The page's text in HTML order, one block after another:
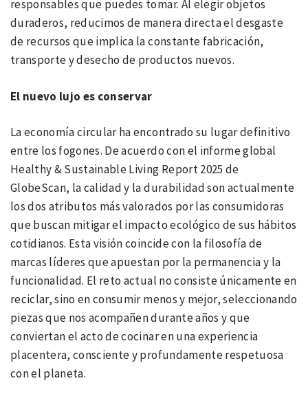
responsables que puedes tomar. Al elegir objetos
duraderos, reducimos de manera directa el desgaste
de recursos que implica la constante fabricación,
transporte y desecho de productos nuevos.
El nuevo lujo es conservar
La economía circular ha encontrado su lugar definitivo
entre los fogones. De acuerdo con el informe global
Healthy & Sustainable Living Report 2025 de
GlobeScan, la calidad y la durabilidad son actualmente
los dos atributos más valorados por las consumidoras
que buscan mitigar el impacto ecológico de sus hábitos
cotidianos. Esta visión coincide con la filosofía de
marcas líderes que apuestan por la permanencia y la
funcionalidad. El reto actual no consiste únicamente en
reciclar, sino en consumir menos y mejor, seleccionando
piezas que nos acompañen durante años y que
conviertan el acto de cocinar en una experiencia
placentera, consciente y profundamente respetuosa
con el planeta.